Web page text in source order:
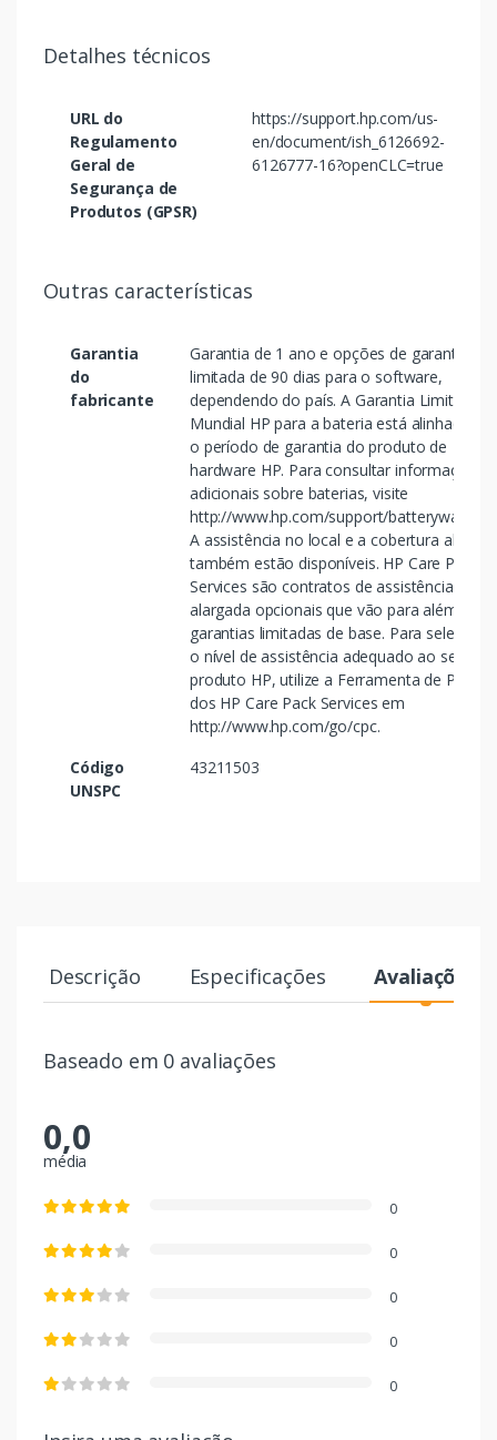
Detalhes técnicos
URL do
Regulamento
Geral de
Segurança de
Produtos (GPSR)
https://support.hp.com/us-
en/document/ish_6126692-
6126777-16?openCLC=true
Outras características
Garantia
do
fabricante
Garantia de 1 ano e opções de garantia
limitada de 90 dias para o software,
dependendo do país. A Garantia Limitada
Mundial HP para a bateria está alinhada
o período de garantia do produto de
hardware HP. Para consultar informações
adicionais sobre baterias, visite
http://www.hp.com/support/
A assistência no local e a cobertura
também estão disponíveis. HP Care Pack
Services são contratos de assistência
alargada opcionais que vão para além das
garantias limitadas de base. Para selecionar
o nível de assistência adequado ao seu
produto HP, utilize a Ferramenta de
dos HP Care Pack Services em
http://www.hp.com/go/cpc.
Código
UNSPC
43211503
Descrição Especificações Avaliações
Baseado em 0 avaliações
0,0
média
0
0
0
0
0